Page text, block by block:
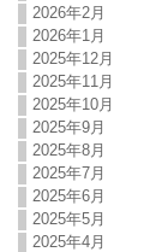
2026年2月
2026年1月
2025年12月
2025年11月
2025年10月
2025年9月
2025年8月
2025年7月
2025年6月
2025年5月
2025年4月